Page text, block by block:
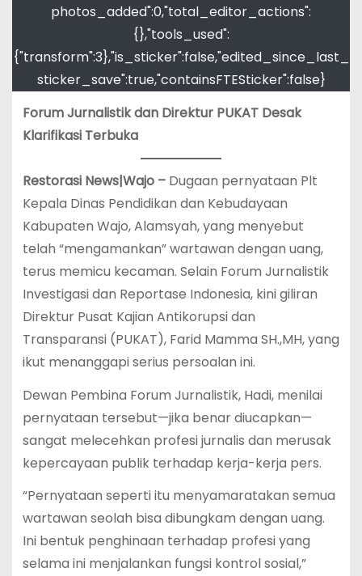
photos_added":0,"total_editor_actions":
{},"tools_used":
{"transform":3},"is_sticker":false,"edited_since_last_
sticker_save":true,"containsFTESticker":false}
Forum Jurnalistik dan Direktur PUKAT Desak
Klarifikasi Terbuka
Restorasi News|Wajo – Dugaan pernyataan Plt
Kepala Dinas Pendidikan dan Kebudayaan
Kabupaten Wajo, Alamsyah, yang menyebut
telah “mengamankan” wartawan dengan uang,
terus memicu kecaman. Selain Forum Jurnalistik
Investigasi dan Reportase Indonesia, kini giliran
Direktur Pusat Kajian Antikorupsi dan
Transparansi (PUKAT), Farid Mamma SH.,MH, yang
ikut menanggapi serius persoalan ini.
Dewan Pembina Forum Jurnalistik, Hadi, menilai
pernyataan tersebut—jika benar diucapkan—
sangat melecehkan profesi jurnalis dan merusak
kepercayaan publik terhadap kerja-kerja pers.
“Pernyataan seperti itu menyamaratakan semua
wartawan seolah bisa dibungkam dengan uang.
Ini bentuk penghinaan terhadap profesi yang
selama ini menjalankan fungsi kontrol sosial,”